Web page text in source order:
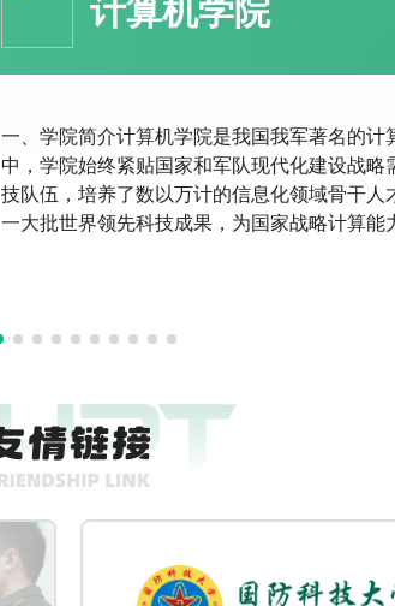
计算机学院
一、学院简介计算机学院是我国我军著名的
中，学院始终紧贴国家和军队现代化建设战
技队伍，培养了数以万计的信息化领域骨干
一大批世界领先科技成果，为国家战略计算
算机领域形成了引领全军、代表国家最高水